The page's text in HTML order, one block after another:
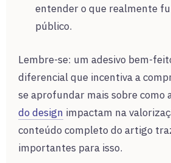
entender o que realmente
público.
Lembre-se: um adesivo bem-
diferencial que incentiva a
se aprofundar mais sobre como
do design impactam na
conteúdo completo do artigo
importantes para isso.